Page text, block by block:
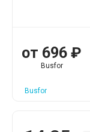
от 696 ₽
Busfor
Busfor